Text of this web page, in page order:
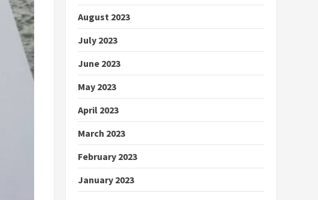
August 2023
July 2023
June 2023
May 2023
April 2023
March 2023
February 2023
January 2023